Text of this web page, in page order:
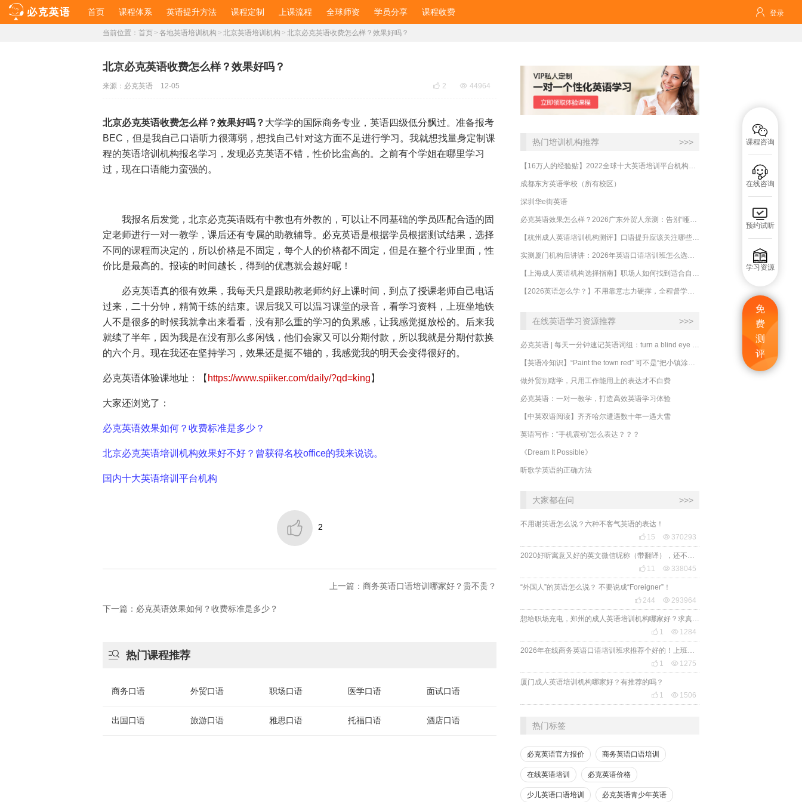
首页 课程体系 英语提升方法 课程定制 上课流程 全球师资 学员分享 课程收费  登录

课程咨询

在线咨询

预约试听

学习资源
免
费
测
评
当前位置： 首页 > 各地英语培训机构 > 北京英语培训机构 > 北京必克英语收费怎么样？效果好吗？
北京必克英语收费怎么样？效果好吗？
 2  44964
来源： 必克英语 12-05
北京必克英语收费怎么样？效果好吗？ 大学学的国际商务专业，英语四级低分飘过。准备报考
BEC，但是我自己口语听力很薄弱，想找自己针对这方面不足进行学习。我就想找量身定制课
程的英语培训机构报名学习，发现必克英语不错，性价比蛮高的。之前有个学姐在哪里学习
过，现在口语能力蛮强的。
我报名后发觉，北京必克英语既有中教也有外教的，可以让不同基础的学员匹配合适的固
定老师进行一对一教学，课后还有专属的助教辅导。必克英语是根据学员根据测试结果，选择
不同的课程而决定的，所以价格是不固定，每个人的价格都不固定，但是在整个行业里面，性
价比是最高的。报读的时间越长，得到的优惠就会越好呢！
必克英语真的很有效果，我每天只是跟助教老师约好上课时间，到点了授课老师自己电话
过来，二十分钟，精简干练的结束。课后我又可以温习课堂的录音，看学习资料，上班坐地铁
人不是很多的时候我就拿出来看看，没有那么重的学习的负累感，让我感觉挺放松的。后来我
就续了半年，因为我是在没有那么多闲钱，他们会家又可以分期付款，所以我就是分期付款换
的六个月。现在我还在坚持学习，效果还是挺不错的，我感觉我的明天会变得很好的。
必克英语体验课地址：【 https://www.spiiker.com/daily/?qd=king 】
大家还浏览了：
必克英语效果如何？收费标准是多少？
北京必克英语培训机构效果好不好？曾获得名校office的我来说说。
国内十大英语培训平台机构
 2
上一篇：商务英语口语培训哪家好？贵不贵？
下一篇：必克英语效果如何？收费标准是多少？
 热门课程推荐
商务口语 外贸口语 职场口语 医学口语 面试口语
出国口语 旅游口语 雅思口语 托福口语 酒店口语
热门培训机构推荐 >>>
成都东方英语学校（所有校区）
深圳华e街英语
在线英语学习资源推荐 >>>
做外贸别瞎学，只用工作能用上的表达才不白费
必克英语：一对一教学，打造高效英语学习体验
【中英双语阅读】齐齐哈尔遭遇数十年一遇大雪
英语写作：“手机震动”怎么表达？？？
《Dream It Possible》
听歌学英语的正确方法
大家都在问 >>>
不用谢英语怎么说？六种不客气英语的表达！
 15  370293
 11  338045
“外国人”的英语怎么说？ 不要说成“Foreigner”！
 244  293964
 1  1284
 1  1275
厦门成人英语培训机构哪家好？有推荐的吗？
 1  1506
热门标签
必克英语官方报价 商务英语口语培训
在线英语培训 必克英语价格
少儿英语口语培训 必克英语青少年英语